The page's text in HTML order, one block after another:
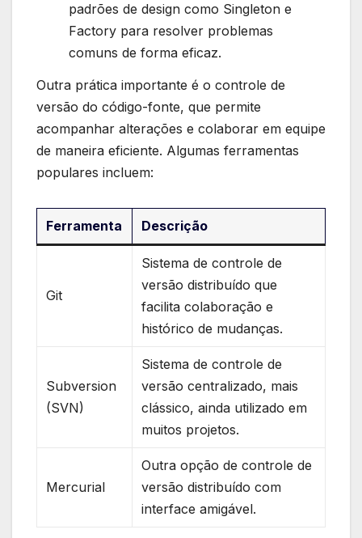
padrões de design como‌ Singleton e
Factory⁤ para‍ resolver‌ problemas⁣
comuns ⁢de⁣ forma eficaz.
Outra prática‍ importante é‌ o controle de
versão do ‍código-fonte, que​ permite
acompanhar alterações e colaborar em equipe
⁤de ⁢maneira eficiente. Algumas ferramentas
⁤populares⁣ incluem:
Ferramenta Descrição
Git
Sistema de ‍controle de​
versão distribuído que
facilita colaboração ⁣e
histórico de mudanças.
Subversion​
(SVN)
Sistema⁣ de controle de
versão ⁤centralizado,‌ mais⁣
clássico, ainda utilizado em
muitos projetos.
Mercurial
Outra opção⁤ de ‍controle de
versão distribuído com
interface amigável.